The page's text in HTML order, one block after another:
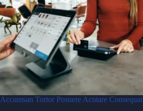
Accumsan Tortor Posuere Acutare Consequat